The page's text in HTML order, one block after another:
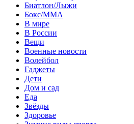
Биатлон/Лыжи
Бокс/MMA
В мире
В России
Вещи
Военные новости
Волейбол
Гаджеты
Дети
Дом и сад
Еда
Звёзды
Здоровье